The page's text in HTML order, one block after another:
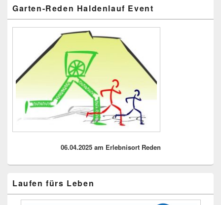
Seitenleisten
Widget-
Bereich
Garten-Reden Haldenlauf Event
06.04.2025 am Erlebnisort Reden
Laufen fürs Leben